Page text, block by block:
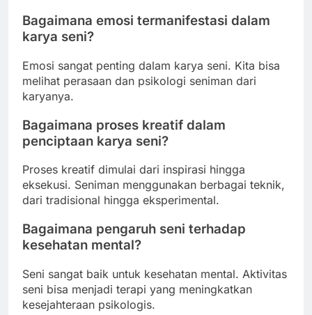
Bagaimana emosi termanifestasi dalam
karya seni?
Emosi sangat penting dalam karya seni. Kita bisa
melihat perasaan dan psikologi seniman dari
karyanya.
Bagaimana proses kreatif dalam
penciptaan karya seni?
Proses kreatif dimulai dari inspirasi hingga
eksekusi. Seniman menggunakan berbagai teknik,
dari tradisional hingga eksperimental.
Bagaimana pengaruh seni terhadap
kesehatan mental?
Seni sangat baik untuk kesehatan mental. Aktivitas
seni bisa menjadi terapi yang meningkatkan
kesejahteraan psikologis.